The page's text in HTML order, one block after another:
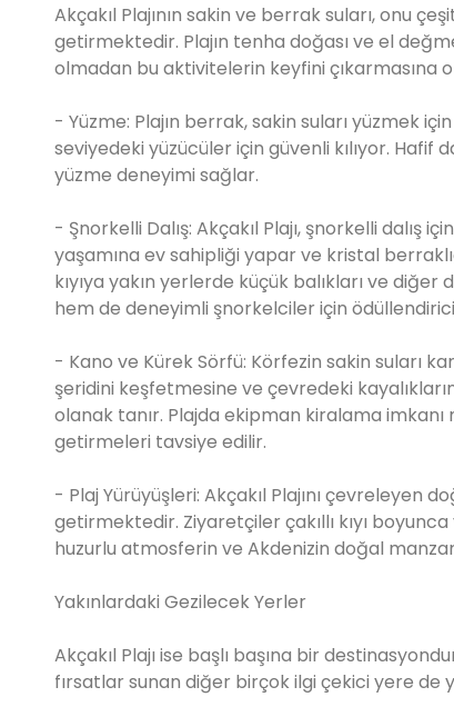
Akçakıl Plajının sakin ve berrak suları, onu
getirmektedir. Plajın tenha doğası ve el
olmadan bu aktivitelerin keyfini çıkarmasına
- Yüzme: Plajın berrak, sakin suları yüzmek
seviyedeki yüzücüler için güvenli kılıyor. Hafif
yüzme deneyimi sağlar.
- Şnorkelli Dalış: Akçakıl Plajı, şnorkelli dalış
yaşamına ev sahipliği yapar ve kristal
kıyıya yakın yerlerde küçük balıkları ve
hem de deneyimli şnorkelciler için
- Kano ve Kürek Sörfü: Körfezin sakin suları
şeridini keşfetmesine ve çevredeki
olanak tanır. Plajda ekipman kiralama
getirmeleri tavsiye edilir.
- Plaj Yürüyüşleri: Akçakıl Plajını çevreleyen
getirmektedir. Ziyaretçiler çakıllı kıyı
huzurlu atmosferin ve Akdenizin doğal
Yakınlardaki Gezilecek Yerler
Akçakıl Plajı ise başlı başına bir
fırsatlar sunan diğer birçok ilgi çekici yere de